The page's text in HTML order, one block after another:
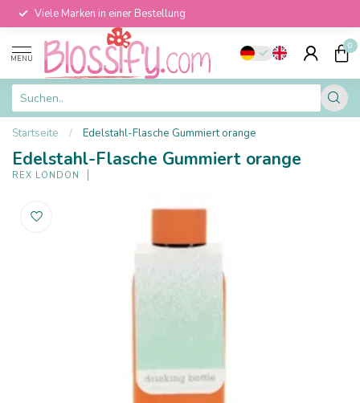
Viele Marken in einer Bestellung
MENU
0
Startseite / Edelstahl-Flasche Gummiert orange
Edelstahl-Flasche Gummiert orange
REX LONDON